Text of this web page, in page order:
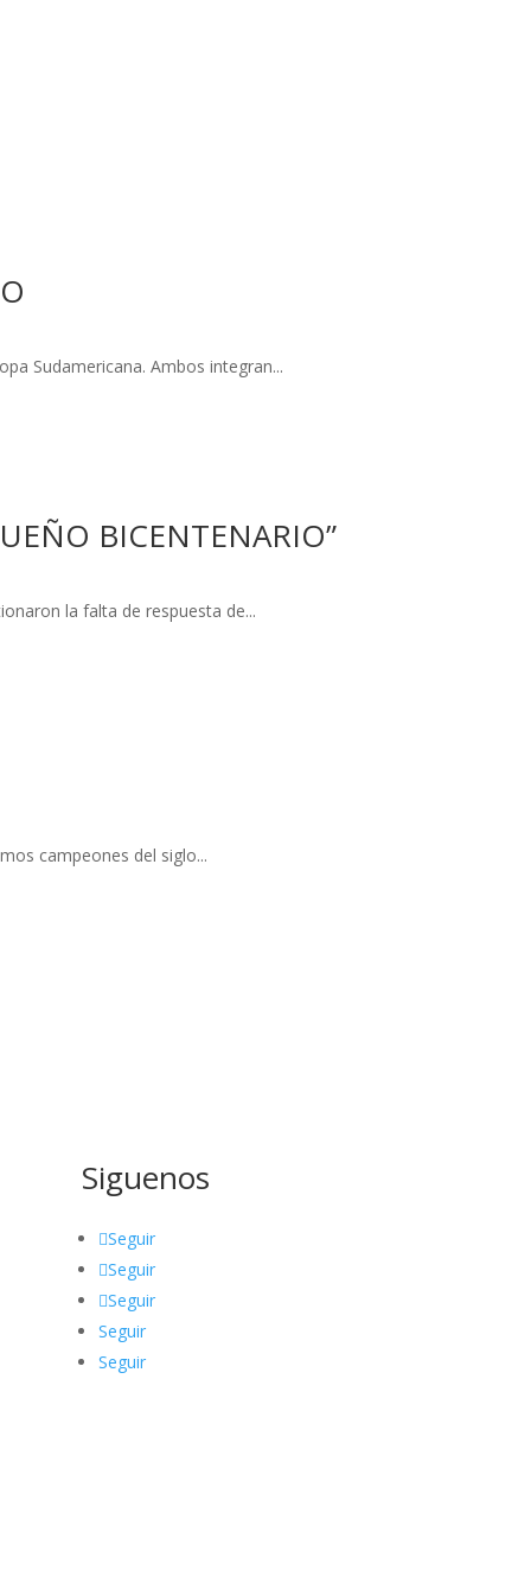
Sudamericana. Ambos integran...
BICENTENARIO”
la falta de respuesta de...
campeones del siglo...
Siguenos
Seguir
Seguir
Seguir
Seguir
Seguir